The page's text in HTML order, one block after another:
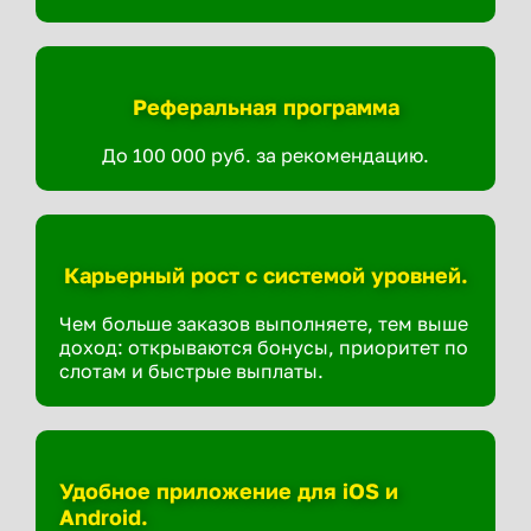
Реферальная программа
До 100 000 руб. за рекомендацию.
Карьерный рост с системой уровней.
Чем больше заказов выполняете, тем выше
доход: открываются бонусы, приоритет по
слотам и быстрые выплаты.
Удобное приложение для iOS и
Android.